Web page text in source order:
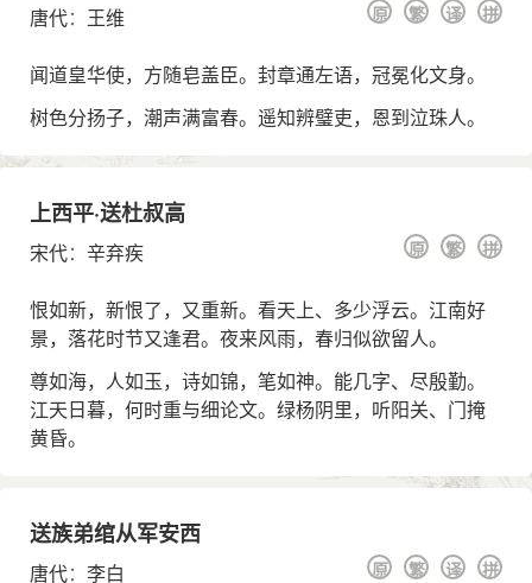
唐代： 王维 拼
译
繁
原
闻道皇华使，方随皂盖臣。封章通左语，冠冕化文身。
树色分扬子，潮声满富春。遥知辨璧吏，恩到泣珠人。
上西平·送杜叔高
宋代： 辛弃疾 拼
繁
原
恨如新，新恨了，又重新。看天上、多少浮云。江南好
景，落花时节又逢君。夜来风雨，春归似欲留人。
尊如海，人如玉，诗如锦，笔如神。能几字、尽殷勤。
江天日暮，何时重与细论文。绿杨阴里，听阳关、门掩
黄昏。
送族弟绾从军安西
唐代： 李白 拼
译
繁
原